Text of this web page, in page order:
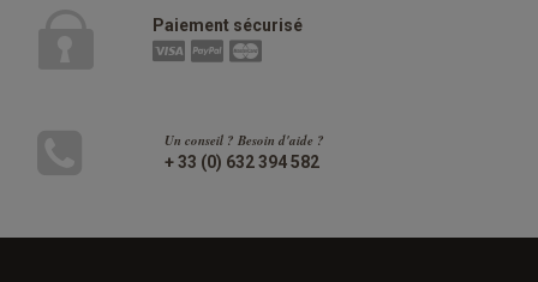
Paiement sécurisé
Un conseil ? Besoin d'aide ?
+ 33 (0) 632 394 582